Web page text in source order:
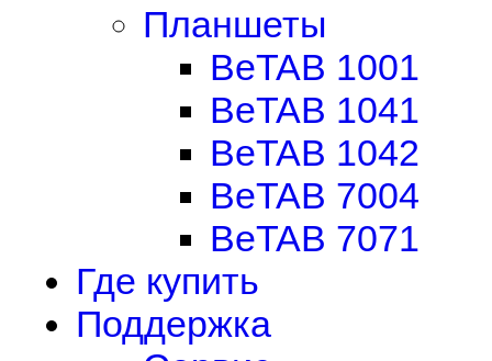
Планшеты
BeTAB 1001
BeTAB 1041
BeTAB 1042
BeTAB 7004
BeTAB 7071
Где купить
Поддержка